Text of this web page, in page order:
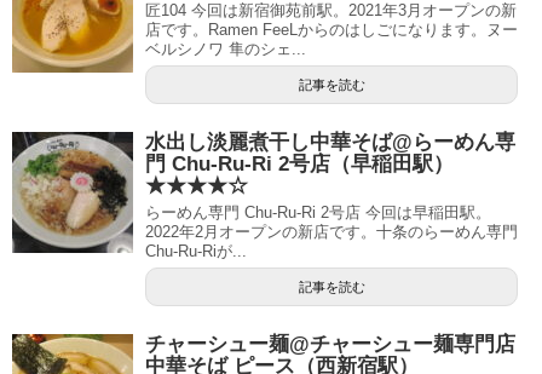
匠104 今回は新宿御苑前駅。2021年3月オープンの新
店です。Ramen FeeLからのはしごになります。ヌー
ベルシノワ 隼のシェ...
記事を読む
水出し淡麗煮干し中華そば@らーめん専
門 Chu-Ru-Ri 2号店（早稲田駅）
★★★★☆
らーめん専門 Chu-Ru-Ri 2号店 今回は早稲田駅。
2022年2月オープンの新店です。十条のらーめん専門
Chu-Ru-Riが...
記事を読む
チャーシュー麺@チャーシュー麺専門店
中華そば ピース（西新宿駅）